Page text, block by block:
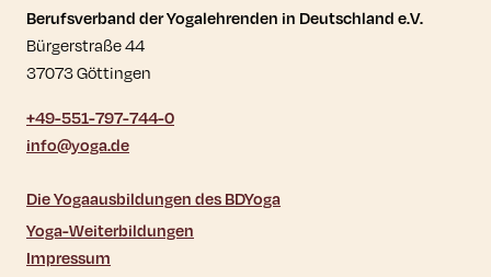
Kontaktdaten und weitere Links
Berufsverband der Yogalehrenden in Deutschland e.V.
Bürgerstraße 44
37073 Göttingen
+49-551-797-744-0
info@yoga.de
Die Yogaausbildungen des BDYoga
Yoga-Weiterbildungen
Impressum